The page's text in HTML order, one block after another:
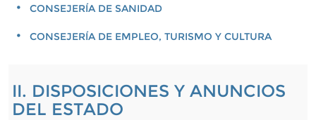
CONSEJERÍA DE SANIDAD
CONSEJERÍA DE EMPLEO, TURISMO Y CULTURA
II. DISPOSICIONES Y ANUNCIOS
DEL ESTADO